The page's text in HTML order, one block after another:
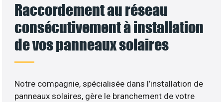
Raccordement au réseau
consécutivement à installation
de vos panneaux solaires
Notre compagnie, spécialisée dans l’installation de
panneaux solaires, gère le branchement de votre